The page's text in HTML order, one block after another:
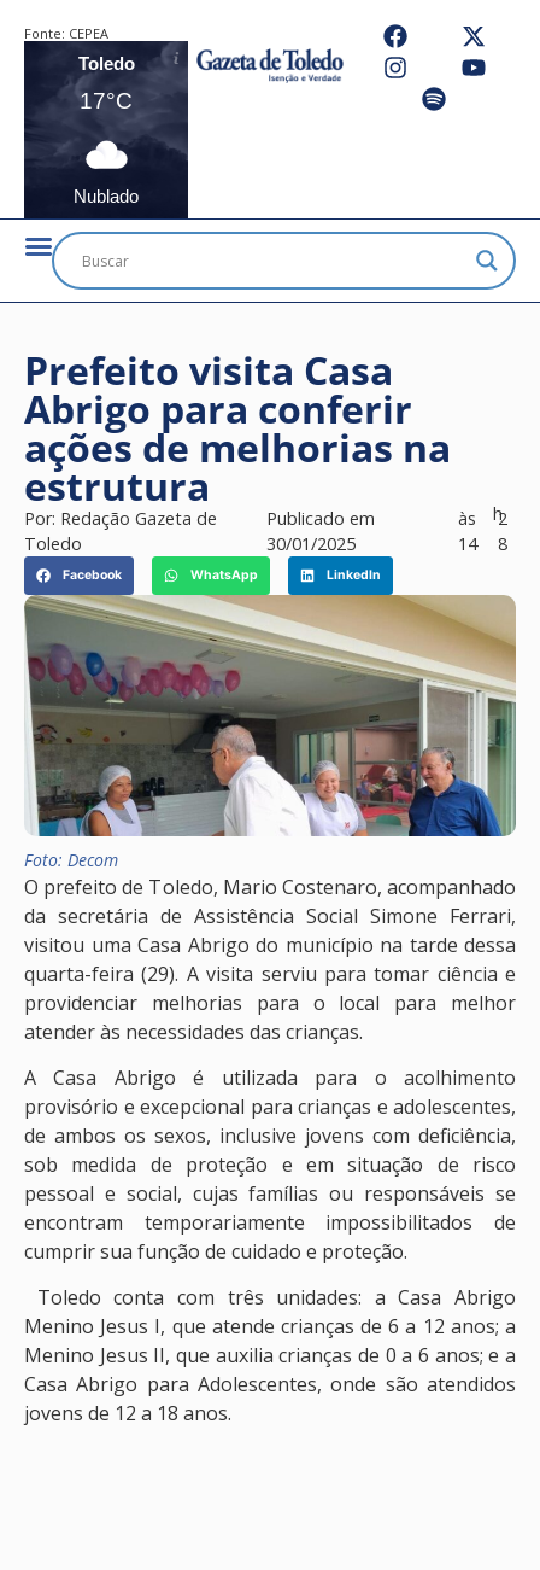
Fonte: CEPEA
Toledo
17°C
Nublado
Prefeito visita Casa
Abrigo para conferir
ações de melhorias na
estrutura
Por: Redação Gazeta de
Toledo
Publicado em
30/01/2025
às
14
h2
8
Facebook WhatsApp LinkedIn
Foto: Decom
O prefeito de Toledo, Mario Costenaro, acompanhado
da secretária de Assistência Social Simone Ferrari,
visitou uma Casa Abrigo do município na tarde dessa
quarta-feira (29). A visita serviu para tomar ciência e
providenciar melhorias para o local para melhor
atender às necessidades das crianças.
A Casa Abrigo é utilizada para o acolhimento
provisório e excepcional para crianças e adolescentes,
de ambos os sexos, inclusive jovens com deficiência,
sob medida de proteção e em situação de risco
pessoal e social, cujas famílias ou responsáveis se
encontram temporariamente impossibilitados de
cumprir sua função de cuidado e proteção.
Toledo conta com três unidades: a Casa Abrigo
Menino Jesus I, que atende crianças de 6 a 12 anos; a
Menino Jesus II, que auxilia crianças de 0 a 6 anos; e a
Casa Abrigo para Adolescentes, onde são atendidos
jovens de 12 a 18 anos.